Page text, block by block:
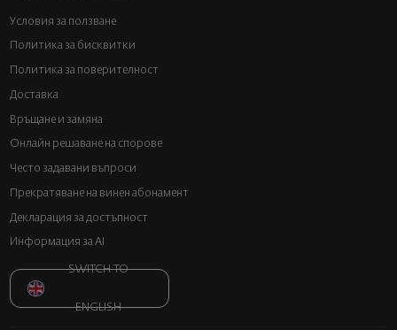
Условия за ползване
Политика за бисквитки
Политика за поверителност
Доставка
Връщане и замяна
Онлайн решаване на спорове
Често задавани въпроси
Прекратяване на винен абонамент
Декларация за достъпност
Информация за AI
SWITCH TO
ENGLISH